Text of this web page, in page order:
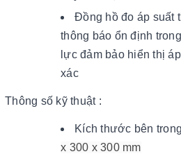
Đồng hồ đo áp suất
thông báo ổn định
lực đảm bảo hiển thị
xác
Thông số kỹ thuật :
Kích thước bên
x 300 x 300 mm